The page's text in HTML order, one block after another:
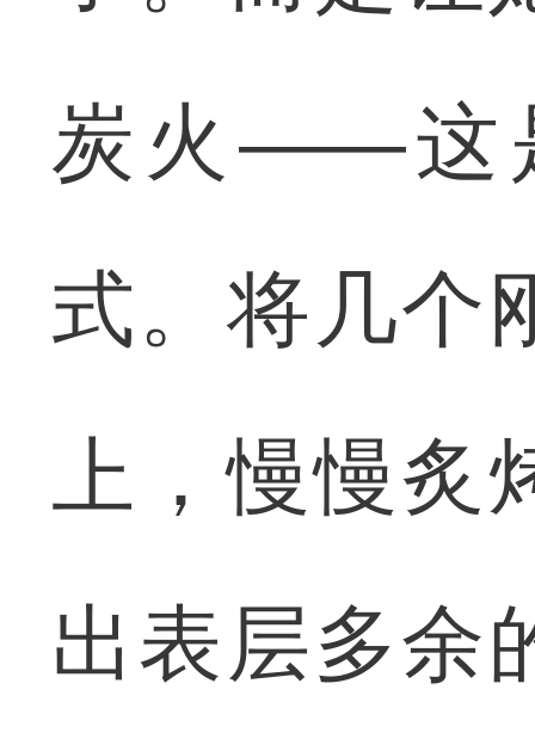
炭火——这
式。将几个
上，慢慢
出表层多余